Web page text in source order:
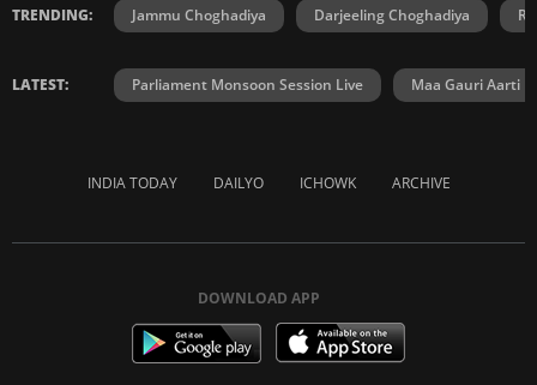
TRENDING: Jammu Choghadiya Darjeeling Choghadiya
LATEST: Parliament Monsoon Session Live Maa Gauri Aarti
INDIA TODAY DAILYO ICHOWK ARCHIVE
DOWNLOAD APP